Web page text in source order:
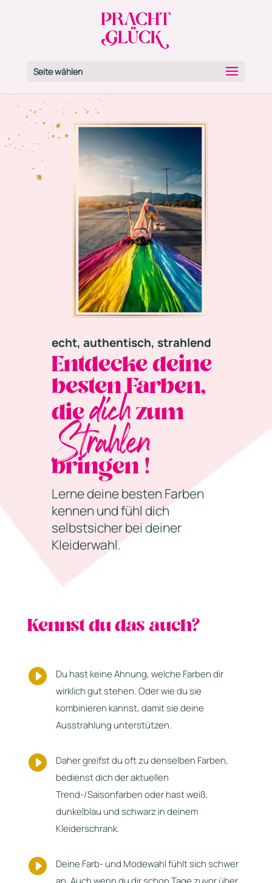
Seite wählen
echt, authentisch, strahlend
Entdecke deine
besten Farben,
diedichzum
Strahlen
bringen !
Lerne deine besten Farben
kennen und fühl dich
selbstsicher bei deiner
Kleiderwahl.
Kennst du das auch?

Du hast keine Ahnung, welche Farben dir
wirklich gut stehen. Oder wie du sie
kombinieren kannst, damit sie deine
Ausstrahlung unterstützen.

Daher greifst du oft zu denselben Farben,
bedienst dich der aktuellen
Trend-/Saisonfarben oder hast weiß,
dunkelblau und schwarz in deinem
Kleiderschrank.

Deine Farb- und Modewahl fühlt sich schwer